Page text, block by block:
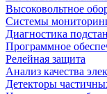
Высоковольтное
Системы
Диагностика
Программное
Релейная защита
Анализ качества
Детекторы